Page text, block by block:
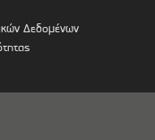
Δεδομένων